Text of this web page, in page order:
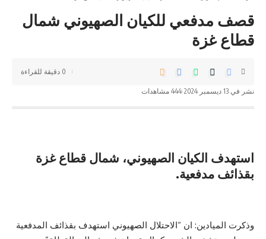
قصف مدفعي للكيان الصهيوني شمال
قطاع غزة
نشر في 13 ديسمبر 2024 444 مشاهدات
0 دقيقة للقراءة
استهدف الكيان الصهيوني، شمال قطاع غزة
بقذائف مدفعية.
وذكرت الميادين: ان “الاحتلال الصهيوني استهدف بقذائف المدفعية